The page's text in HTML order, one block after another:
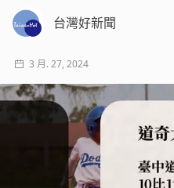
台灣好新聞
3 月. 27, 2024